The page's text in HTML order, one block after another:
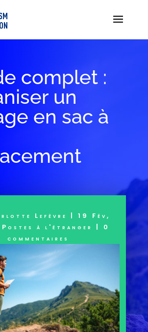
complet :
un
en sac à
Lefèvre |19 Fév,
Postes à l'étranger | 0
commentaires